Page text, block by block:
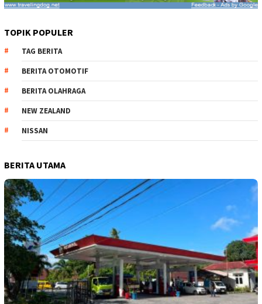
TOPIK POPULER
TAG BERITA
BERITA OTOMOTIF
BERITA OLAHRAGA
NEW ZEALAND
NISSAN
BERITA UTAMA